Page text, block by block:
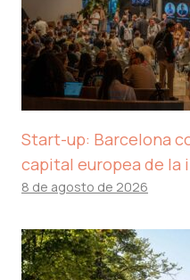
Start-up: Barcelona
capital europea de la
8 de agosto de 2026